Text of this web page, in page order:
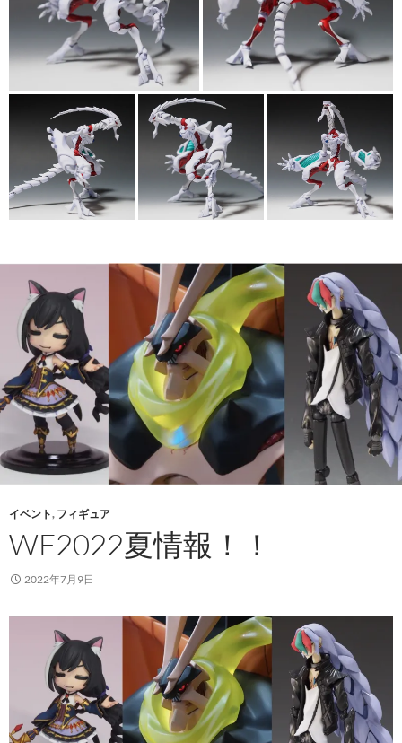
イベント, フィギュア
WF2022夏情報！！
2022年7月9日